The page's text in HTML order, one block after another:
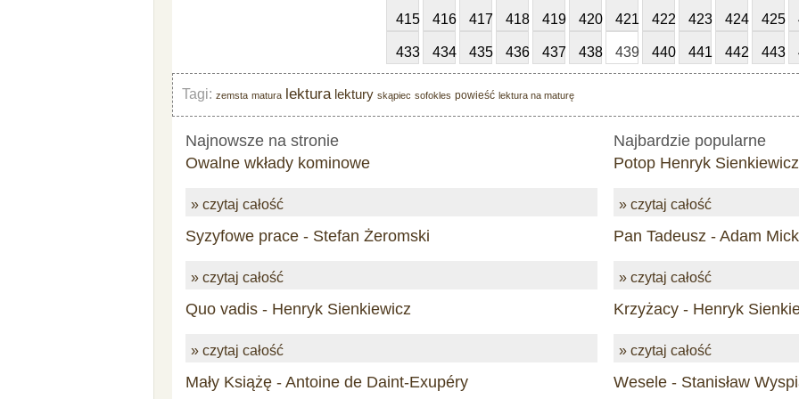
415 416 417 418 419 420 421 422 423 424 425
433 434 435 436 437 438 439 440 441 442 443
Tagi: zemsta matura lektura lektury skąpiec sofokles powieść lektura na maturę
Najnowsze na stronie
Owalne wkłady kominowe
» czytaj całość
Syzyfowe prace - Stefan Żeromski
» czytaj całość
Quo vadis - Henryk Sienkiewicz
» czytaj całość
Mały Książę - Antoine de Daint-Exupéry
Najbardzie popularne
Potop Henryk Sienkiewicz
» czytaj całość
Pan Tadeusz - Adam
» czytaj całość
Krzyżacy - Henryk
» czytaj całość
Wesele - Stanisław